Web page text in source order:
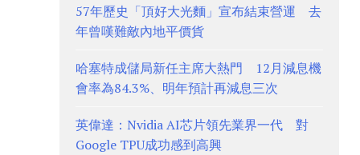
57年歷史「頂好大光麵」宣布結束營運 去
年曾嘆難敵內地平價貨
哈塞特成儲局新任主席大熱門 12月減息機
會率為84.3%、明年預計再減息三次
英偉達：Nvidia AI芯片領先業界一代 對
Google TPU成功感到高興